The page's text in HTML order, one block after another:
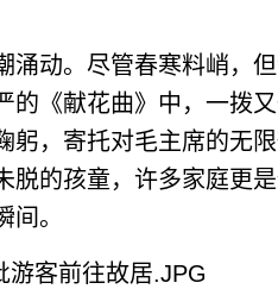
动。尽管春寒料峭，但
的《献花曲》中，一拨
躬，寄托对毛主席的无
脱的孩童，许多家庭更
。